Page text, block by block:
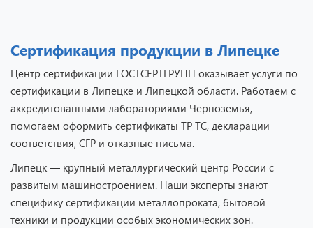
Сертификация продукции в Липецке
Центр сертификации ГОСТСЕРТГРУПП оказывает услуги по
сертификации в Липецке и Липецкой области. Работаем с
аккредитованными лабораториями Черноземья,
помогаем оформить сертификаты ТР ТС, декларации
соответствия, СГР и отказные письма.
Липецк — крупный металлургический центр России с
развитым машиностроением. Наши эксперты знают
специфику сертификации металлопроката, бытовой
техники и продукции особых экономических зон.